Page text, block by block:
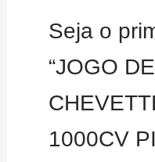
Seja o
“JOGO
1000CV